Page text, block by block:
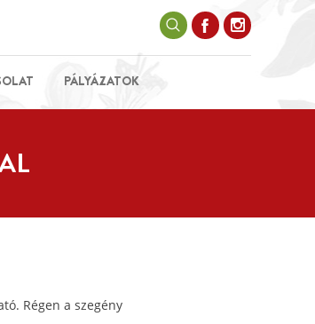
PÁLYÁZATOK
Régen a szegény